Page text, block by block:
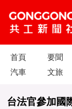
首頁 要聞
汽車
文旅
台法官參加國